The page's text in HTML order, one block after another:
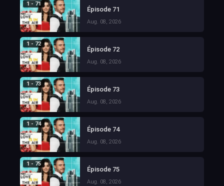
1 - 71
Épisode 71
Aug. 08, 2026
1 - 72
Épisode 72
Aug. 08, 2026
1 - 73
Épisode 73
Aug. 08, 2026
1 - 74
Épisode 74
Aug. 08, 2026
1 - 75
Épisode 75
Aug. 08, 2026